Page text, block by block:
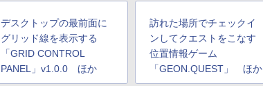
デスクトップの最前面に
グリッド線を表示する
「GRID CONTROL
PANEL」v1.0.0 ほか
訪れた場所でチェックイ
ンしてクエストをこなす
位置情報ゲーム
「GEON.QUEST」 ほか